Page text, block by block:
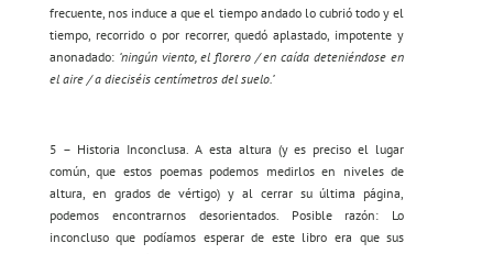
frecuente, nos induce a que el tiempo andado lo cubrió todo y el
tiempo, recorrido o por recorrer, quedó aplastado, impotente y
anonadado: ‘ningún viento, el florero / en caída deteniéndose en
el aire / a dieciséis centímetros del suelo.’
5 – Historia Inconclusa. A esta altura (y es preciso el lugar
común, que estos poemas podemos medirlos en niveles de
altura, en grados de vértigo) y al cerrar su última página,
podemos encontrarnos desorientados. Posible razón: Lo
inconcluso que podíamos esperar de este libro era que sus